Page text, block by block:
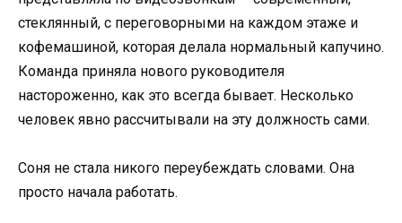
стеклянный, с переговорными на каждом этаже и
кофемашиной, которая делала нормальный капучино.
Команда приняла нового руководителя
настороженно, как это всегда бывает. Несколько
человек явно рассчитывали на эту должность сами.
Соня не стала никого переубеждать словами. Она
просто начала работать.